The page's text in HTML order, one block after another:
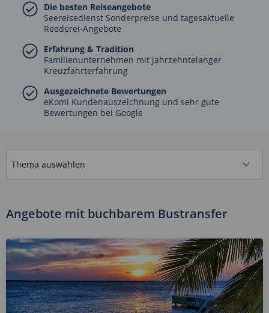
Die besten Reiseangebote
Seereisedienst Sonderpreise und tagesaktuelle
Reederei-Angebote
Erfahrung & Tradition
Familienunternehmen mit jahrzehntelanger
Kreuzfahrterfahrung
Ausgezeichnete Bewertungen
eKomi Kundenauszeichnung und sehr gute
Bewertungen bei Google
Angebote mit buchbarem Bustransfer